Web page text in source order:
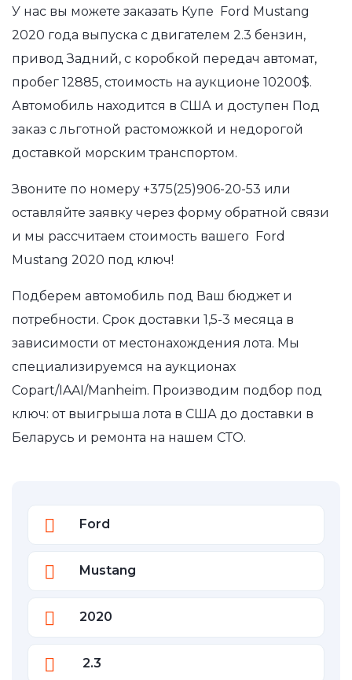
У нас вы можете заказать Купе Ford Mustang
2020 года выпуска с двигателем 2.3 бензин,
привод Задний, с коробкой передач автомат,
пробег 12885, стоимость на аукционе 10200$.
Автомобиль находится в США и доступен Под
заказ с льготной растоможкой и недорогой
доставкой морским транспортом.
Звоните по номеру +375(25)906-20-53 или
оставляйте заявку через форму обратной связи
и мы рассчитаем стоимость вашего Ford
Mustang 2020 под ключ!
Подберем автомобиль под Ваш бюджет и
потребности. Срок доставки 1,5-3 месяца в
зависимости от местонахождения лота. Мы
специализируемся на аукционах
Copart/IAAI/Manheim. Производим подбор под
ключ: от выигрыша лота в США до доставки в
Беларусь и ремонта на нашем СТО.
Ford
Mustang
2020
2.3